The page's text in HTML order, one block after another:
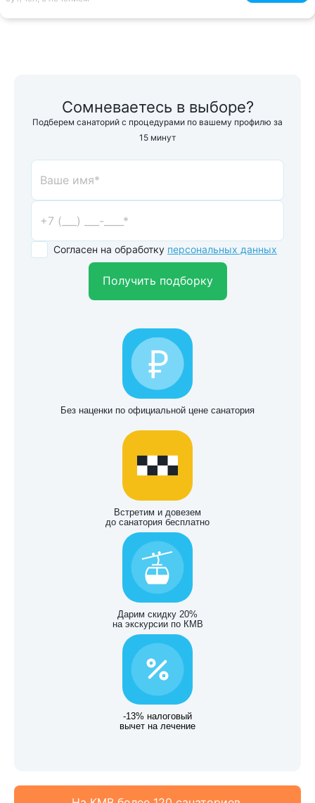
Сомневаетесь в выборе?
Подберем санаторий с процедурами по вашему профилю за
15 минут
Согласен на обработку персональных данных
Получить подборку
Без наценки по официальной цене санатория
Встретим и довезем
до санатория бесплатно
Дарим скидку 20%
на экскурсии по КМВ
-13% налоговый
вычет на лечение